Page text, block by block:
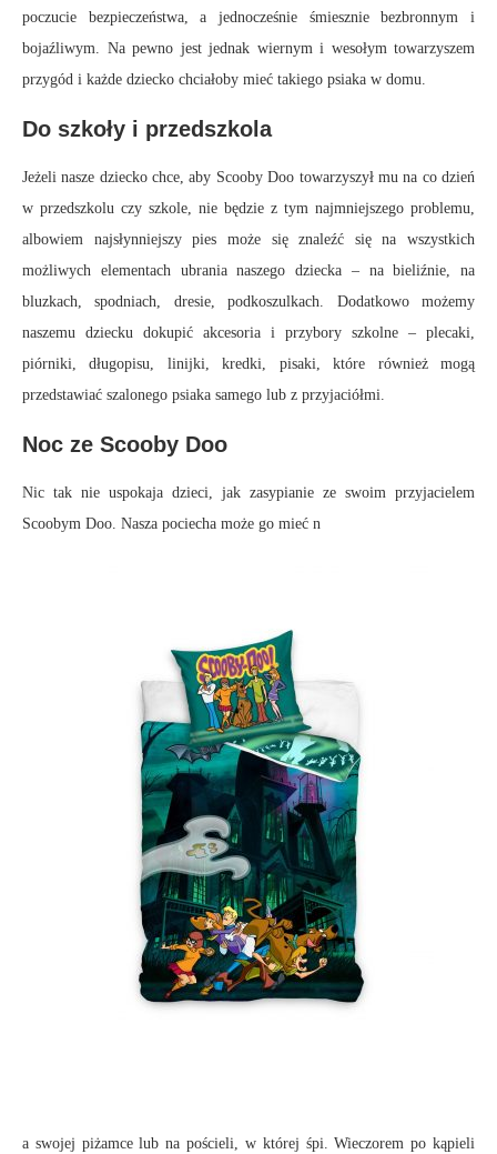
poczucie bezpieczeństwa, a jednocześnie śmiesznie bezbronnym i
bojaźliwym. Na pewno jest jednak wiernym i wesołym towarzyszem
przygód i każde dziecko chciałoby mieć takiego psiaka w domu.
Do szkoły i przedszkola
Jeżeli nasze dziecko chce, aby Scooby Doo towarzyszył mu na co dzień
w przedszkolu czy szkole, nie będzie z tym najmniejszego problemu,
albowiem najsłynniejszy pies może się znaleźć się na wszystkich
możliwych elementach ubrania naszego dziecka – na bieliźnie, na
bluzkach, spodniach, dresie, podkoszulkach. Dodatkowo możemy
naszemu dziecku dokupić akcesoria i przybory szkolne – plecaki,
piórniki, długopisu, linijki, kredki, pisaki, które również mogą
przedstawiać szalonego psiaka samego lub z przyjaciółmi.
Noc ze Scooby Doo
Nic tak nie uspokaja dzieci, jak zasypianie ze swoim przyjacielem
Scoobym Doo. Nasza pociecha może go mieć n
a swojej piżamce lub na pościeli, w której śpi. Wieczorem po kąpieli